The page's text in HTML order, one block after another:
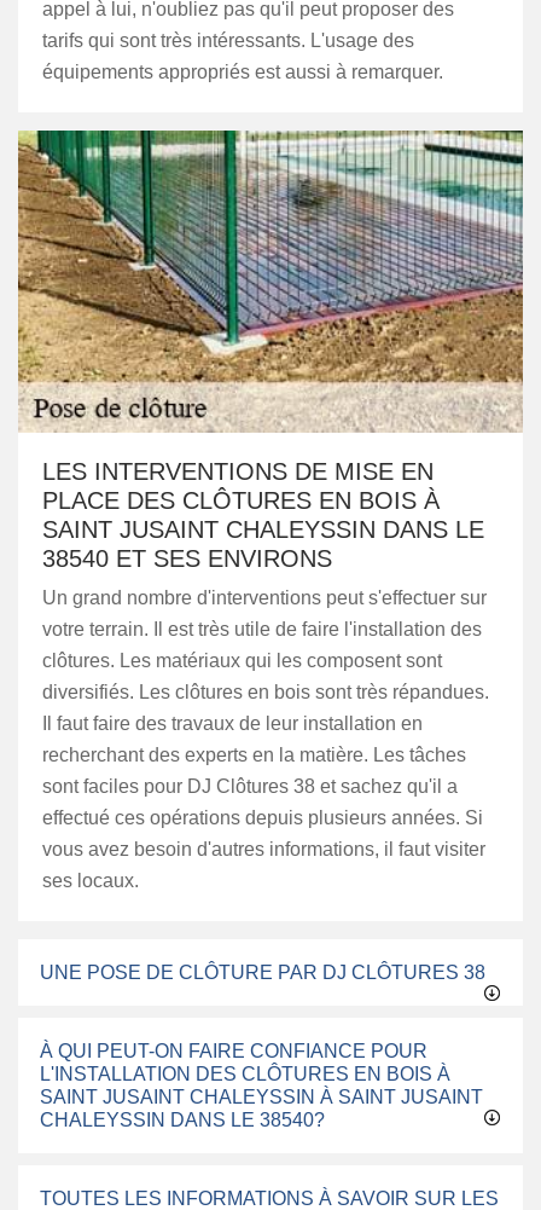
appel à lui, n'oubliez pas qu'il peut proposer des
tarifs qui sont très intéressants. L'usage des
équipements appropriés est aussi à remarquer.
LES INTERVENTIONS DE MISE EN
PLACE DES CLÔTURES EN BOIS À
SAINT JUSAINT CHALEYSSIN DANS LE
38540 ET SES ENVIRONS
Un grand nombre d'interventions peut s'effectuer sur
votre terrain. Il est très utile de faire l'installation des
clôtures. Les matériaux qui les composent sont
diversifiés. Les clôtures en bois sont très répandues.
Il faut faire des travaux de leur installation en
recherchant des experts en la matière. Les tâches
sont faciles pour DJ Clôtures 38 et sachez qu'il a
effectué ces opérations depuis plusieurs années. Si
vous avez besoin d'autres informations, il faut visiter
ses locaux.
UNE POSE DE CLÔTURE PAR DJ CLÔTURES 38
À QUI PEUT-ON FAIRE CONFIANCE POUR
L'INSTALLATION DES CLÔTURES EN BOIS À
SAINT JUSAINT CHALEYSSIN À SAINT JUSAINT
CHALEYSSIN DANS LE 38540?
TOUTES LES INFORMATIONS À SAVOIR SUR LES